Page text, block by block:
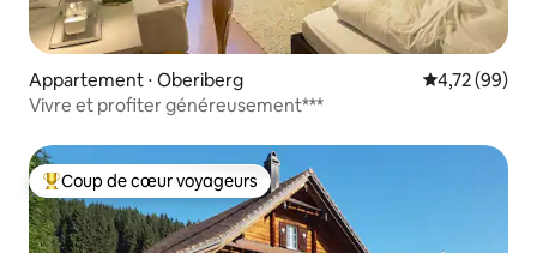
Appartement ⋅ Oberiberg Évaluation
4,72 (99)
Vivre et profiter généreusement***
Coups de cœur voyageurs les plus appréciés
Coup de cœur voyageurs